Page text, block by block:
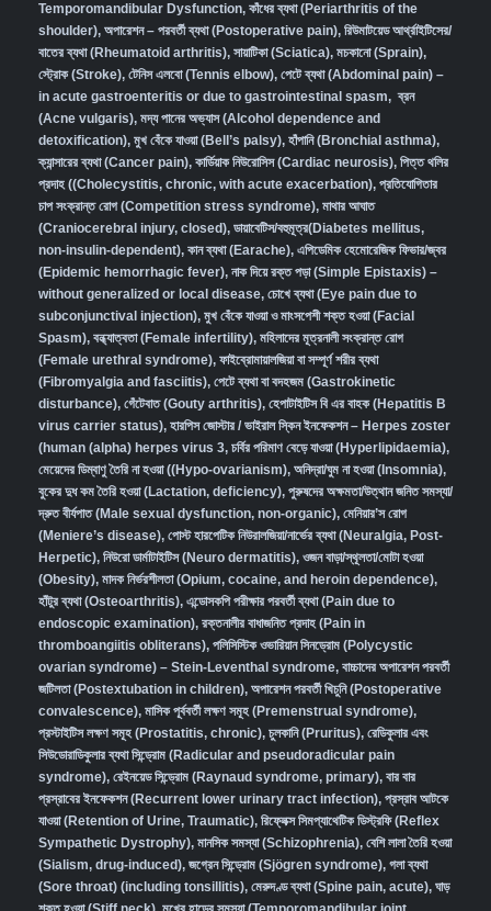
Temporomandibular Dysfunction, কাঁধের ব্যথা (Periarthritis of the
shoulder), অপারেশন – পরবর্তী ব্যথা (Postoperative pain), রিউমাটয়েড আর্থ্রাইটিসের/
বাতের ব্যথা (Rheumatoid arthritis), সায়াটিকা (Sciatica), মচকানো (Sprain),
স্ট্রোক (Stroke), টেনিস এলবো (Tennis elbow), পেটে ব্যথা (Abdominal pain) –
in acute gastroenteritis or due to gastrointestinal spasm, ব্রন
(Acne vulgaris), মদ্য পানের অভ্যাস (Alcohol dependence and
detoxification), মুখ বেঁকে যাওয়া (Bell’s palsy), হাঁপানি (Bronchial asthma),
ক্যান্সারের ব্যথা (Cancer pain), কার্ডিয়াক নিউরোসিস (Cardiac neurosis), পিত্ত থলির
প্রদাহ ((Cholecystitis, chronic, with acute exacerbation), প্রতিযোগিতার
চাপ সংক্রান্ত রোগ (Competition stress syndrome), মাথার আঘাত
(Craniocerebral injury, closed), ডায়াবেটিস/বহুমূত্র(Diabetes mellitus,
non-insulin-dependent), কান ব্যথা (Earache), এপিডেমিক হেমোরেজিক ফিভার/জ্বর
(Epidemic hemorrhagic fever), নাক দিয়ে রক্ত পড়া (Simple Epistaxis) –
without generalized or local disease, চোখে ব্যথা (Eye pain due to
subconjunctival injection), মুখ বেঁকে যাওয়া ও মাংসপেশী শক্ত হওয়া (Facial
Spasm), বন্ধ্যাত্বতা (Female infertility), মহিলাদের মূত্রনালী সংক্রান্ত রোগ
(Female urethral syndrome), ফাইব্রোমায়ালজিয়া বা সম্পূর্ণ শরীর ব্যথা
(Fibromyalgia and fasciitis), পেটে ব্যথা বা বদহজম (Gastrokinetic
disturbance), গেঁটেবাত (Gouty arthritis), হেপাটাইটিস বি এর বাহক (Hepatitis B
virus carrier status), হারপিস জোস্টার / ভাইরাল স্কিন ইনফেকশন – Herpes zoster
(human (alpha) herpes virus 3, চর্বির পরিমাণ বেড়ে যাওয়া (Hyperlipidaemia),
মেয়েদের ডিম্বাণু তৈরি না হওয়া ((Hypo-ovarianism), অনিদ্রা/ঘুম না হওয়া (Insomnia),
বুকের দুধ কম তৈরি হওয়া (Lactation, deficiency), পুরুষদের অক্ষমতা/উত্থান জনিত সমস্যা/
দ্রুত বীর্যপাত (Male sexual dysfunction, non-organic), মেনিয়ার’স রোগ
(Meniere’s disease), পোস্ট হারপেটিক নিউরালজিয়া/নার্ভের ব্যথা (Neuralgia, Post-
Herpetic), নিউরো ডার্মাটাইটিস (Neuro dermatitis), ওজন বাড়া/স্থূলতা/মোটা হওয়া
(Obesity), মাদক নির্ভরশীলতা (Opium, cocaine, and heroin dependence),
হাঁটুর ব্যথা (Osteoarthritis), এন্ডোসকপি পরীক্ষার পরবর্তী ব্যথা (Pain due to
endoscopic examination), রক্তনালীর বাধাজনিত প্রদাহ (Pain in
thromboangiitis obliterans), পলিসিস্টিক ওভারিয়ান সিনড্রোম (Polycystic
ovarian syndrome) – Stein-Leventhal syndrome, বাচ্চাদের অপারেশন পরবর্তী
জটিলতা (Postextubation in children), অপারেশন পরবর্তী খিচুনি (Postoperative
convalescence), মাসিক পূর্ববর্তী লক্ষণ সমূহ (Premenstrual syndrome),
প্রস্টাইটিস লক্ষণ সমূহ (Prostatitis, chronic), চুলকানি (Pruritus), রেডিকুলার এবং
সিউডোরাডিকুলার ব্যথা সিন্ড্রোম (Radicular and pseudoradicular pain
syndrome), রেইনয়েড সিন্ড্রোম (Raynaud syndrome, primary), বার বার
প্রস্রাবের ইনফেকশন (Recurrent lower urinary tract infection), প্রস্রাব আটকে
যাওয়া (Retention of Urine, Traumatic), রিফ্লেক্স সিমপ্যাথেটিক ডিস্ট্রফি (Reflex
Sympathetic Dystrophy), মানসিক সমস্যা (Schizophrenia), বেশি লালা তৈরি হওয়া
(Sialism, drug-induced), জগ্রেন সিন্ড্রোম (Sjögren syndrome), গলা ব্যথা
(Sore throat) (including tonsillitis), মেরুদণ্ড ব্যথা (Spine pain, acute), ঘাড়